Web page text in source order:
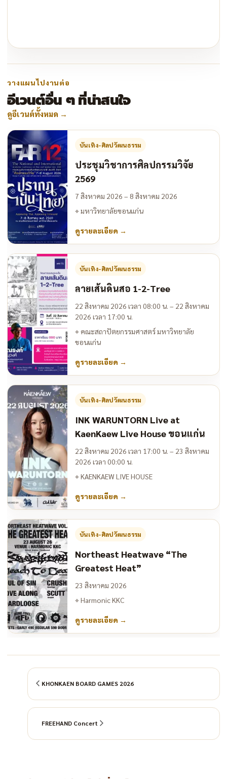
วางแผนไปงานต่อ
อีเวนต์อื่น ๆ ที่น่าสนใจ
ดูอีเวนต์ทั้งหมด →
บันเทิง-ศิลปวัฒนธรรม
ประชุมวิชาการศิลปกรรมวิจัย
2569
7 สิงหาคม 2026 – 8 สิงหาคม 2026
⌖มหาวิทยาลัยขอนแก่น
ดูรายละเอียด →
บันเทิง-ศิลปวัฒนธรรม
ลายเส้นดินสอ 1-2-Tree
22 สิงหาคม 2026 เวลา 08:00 น. – 22 สิงหาคม
2026 เวลา 17:00 น.
⌖ คณะสถาปัตยกรรมศาสตร์ มหาวิทยาลัย
ขอนแก่น
ดูรายละเอียด →
บันเทิง-ศิลปวัฒนธรรม
INK WARUNTORN Live at
KaenKaew Live House ขอนแก่น
22 สิงหาคม 2026 เวลา 17:00 น. – 23 สิงหาคม
2026 เวลา 00:00 น.
⌖KAENKAEW LIVE HOUSE
ดูรายละเอียด →
บันเทิง-ศิลปวัฒนธรรม
Northeast Heatwave “The
Greatest Heat”
23 สิงหาคม 2026
⌖Harmonic KKC
ดูรายละเอียด →
KHONKAEN BOARD GAMES 2026
FREEHAND Concert